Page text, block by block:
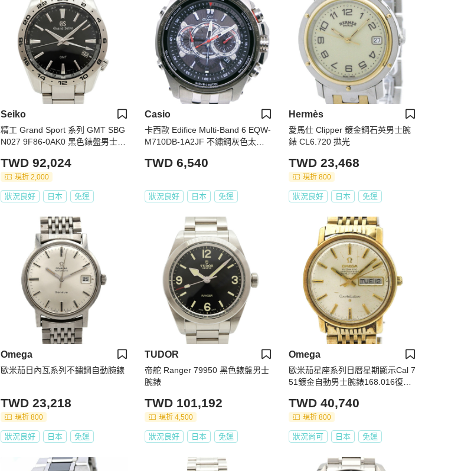
Seiko
精工 Grand Sport 系列 GMT SBG
N027 9F86-0AK0 黑色錶盤男士腕
TWD 92,024
現折 2,000
狀況良好 日本 免運
Casio
卡西歐 Edifice Multi-Band 6 EQW-
M710DB-1A2JF 不鏽鋼灰色太陽
TWD 6,540
狀況良好 日本 免運
Hermès
愛馬仕 Clipper 鍍金鋼石英男士腕
錶 CL6.720 拋光
TWD 23,468
現折 800
狀況良好 日本 免運
Omega
歐米茄日內瓦系列不鏽鋼自動腕錶
TWD 23,218
現折 800
狀況良好 日本 免運
TUDOR
帝舵 Ranger 79950 黑色錶盤男士
腕錶
TWD 101,192
現折 4,500
狀況良好 日本 免運
Omega
歐米茄星座系列日曆星期顯示Cal 7
51鍍金自動男士腕錶168.016復古
TWD 40,740
現折 800
狀況尚可 日本 免運